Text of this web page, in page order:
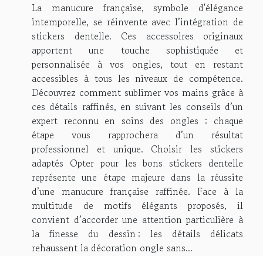
La manucure française, symbole d'élégance
intemporelle, se réinvente avec l’intégration de
stickers dentelle. Ces accessoires originaux
apportent une touche sophistiquée et
personnalisée à vos ongles, tout en restant
accessibles à tous les niveaux de compétence.
Découvrez comment sublimer vos mains grâce à
ces détails raffinés, en suivant les conseils d’un
expert reconnu en soins des ongles : chaque
étape vous rapprochera d’un résultat
professionnel et unique. Choisir les stickers
adaptés Opter pour les bons stickers dentelle
représente une étape majeure dans la réussite
d’une manucure française raffinée. Face à la
multitude de motifs élégants proposés, il
convient d’accorder une attention particulière à
la finesse du dessin : les détails délicats
rehaussent la décoration ongle sans...